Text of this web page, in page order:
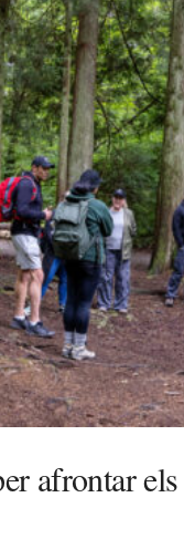
afrontar